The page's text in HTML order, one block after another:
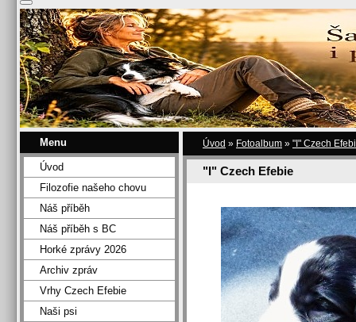
Úvod » Fotoalbum » "I" Czech
"I" Czech Efebie
Menu
Úvod
Filozofie našeho chovu
Náš příběh
Náš příběh s BC
Horké zprávy 2026
Archiv zpráv
Vrhy Czech Efebie
Naši psi